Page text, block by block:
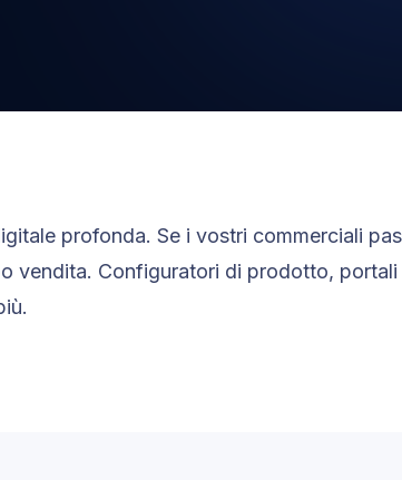
profonda. Se i vostri commerciali
vendita. Configuratori di prodotto, portali